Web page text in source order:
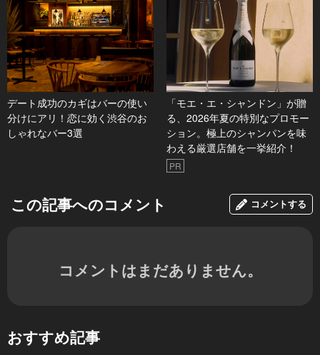
デート成功のカギはバーの使い
分けにアリ！恋に効く渋谷のお
しゃれなバー3選
「モエ・エ・シャンドン」が贈
る、2026年夏の特別なプロモー
ション。極上のシャンパンを味
わえる厳選店舗を一挙紹介！
PR
この記事へのコメント コメントする
コメントはまだありません。
おすすめ記事